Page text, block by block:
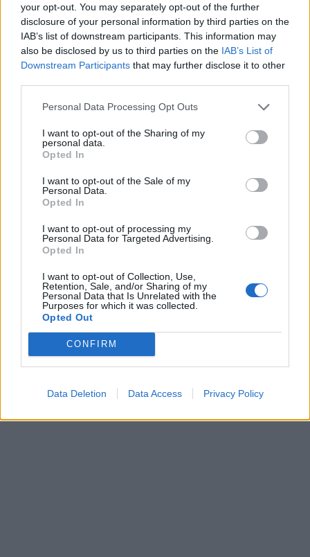
your opt-out. You may separately opt-out of the further
disclosure of your personal information by third parties on the
IAB’s list of downstream participants. This information may
also be disclosed by us to third parties on the IAB’s List of
Downstream Participants that may further disclose it to other
Personal Data Processing Opt Outs
I want to opt-out of the Sharing of my
personal data.
Opted In
I want to opt-out of the Sale of my
Personal Data.
Opted In
I want to opt-out of processing my
Personal Data for Targeted Advertising.
Opted In
I want to opt-out of Collection, Use,
Retention, Sale, and/or Sharing of my
Personal Data that Is Unrelated with the
Purposes for which it was collected.
Opted Out
CONFIRM
Data Deletion Data Access Privacy Policy